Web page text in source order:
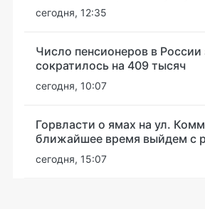
сегодня, 12:35
Число пенсионеров в России
сократилось на 409 тысяч
сегодня, 10:07
Горвласти о ямах на ул.
ближайшее время выйдем с
сегодня, 15:07